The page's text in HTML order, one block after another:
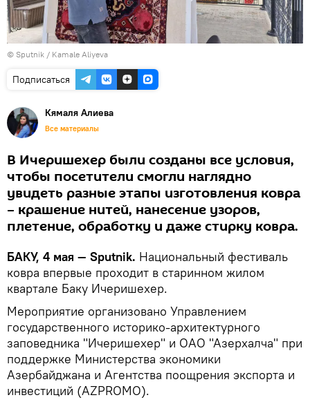
© Sputnik / Kamale Aliyeva
Подписаться
Кямаля Алиева
Все материалы
В Ичеришехер были созданы все условия,
чтобы посетители смогли наглядно
увидеть разные этапы изготовления ковра
– крашение нитей, нанесение узоров,
плетение, обработку и даже стирку ковра.
БАКУ, 4 мая — Sputnik. Национальный фестиваль
ковра впервые проходит в старинном жилом
квартале Баку Ичеришехер.
Мероприятие организовано Управлением
государственного историко-архитектурного
заповедника "Ичеришехер" и ОАО "Азерхалча" при
поддержке Министерства экономики
Азербайджана и Агентства поощрения экспорта и
инвестиций (AZPROMO).